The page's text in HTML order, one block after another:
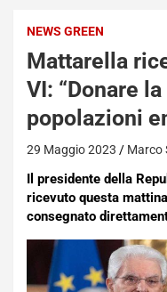
NEWS GREEN
Mattarella
VI: “Donare
popolazioni
29 Maggio 2023 Marco
Il presidente della
ricevuto questa
consegnato